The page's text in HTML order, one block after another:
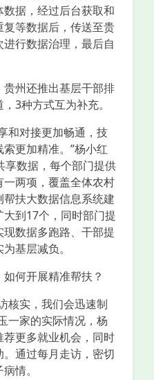
据，经过后台获取和
等数据后，传送至贵
行数据治理，最后自
州还推出基层干部排
3种方式互为补充。
对接更加畅通，技
更加精准。”杨小红
享数据，每个部门提供
两项，覆盖全体农村
扶大数据信息系统建
到17个，同时部门提
数据多跑路、干部提
基层减负。
何开展精准帮扶？
实，我们会迅速制
一家的实际情况，杨
更多就业机会，同时
通过每月走访，密切
情。